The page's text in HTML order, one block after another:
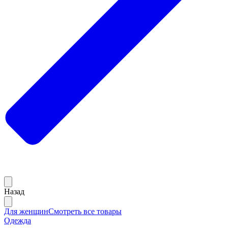
Назад
Для женщинСмотреть все товары
Одежда